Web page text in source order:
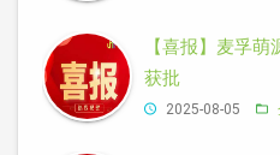
【喜报】麦孚
获批
2025-08-05